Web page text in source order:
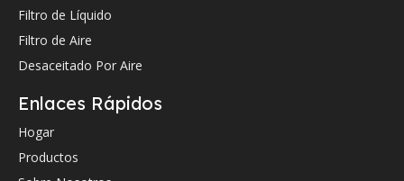
Preguntar
Filtro de Líquido
Filtro de Aire
Desaceitado Por Aire
Enlaces Rápidos
Hogar
Productos